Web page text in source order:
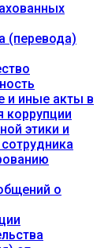
(перевода)
и иные акты в
коррупции
этики и
о